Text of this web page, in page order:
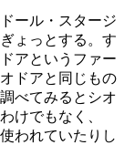
ール・スタージ
ょっとする。す
アというファー
ドアと同じもの
べてみるとシオ
けでもなく、
われていたりし